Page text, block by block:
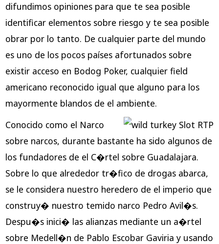
difundimos opiniones para que te sea posible
identificar elementos sobre riesgo y te sea posible
obrar por lo tanto. De cualquier parte del mundo
es uno de los pocos países afortunados sobre
existir acceso en Bodog Poker, cualquier field
americano reconocido igual que alguno para los
mayormente blandos de el ambiente.
Conocido como el Narco
sobre narcos, durante bastante ha sido algunos de
los fundadores de el C�rtel sobre Guadalajara.
Sobre lo que alrededor tr�fico de drogas abarca,
se le considera nuestro heredero de el imperio que
construy� nuestro temido narco Pedro Avil�s.
Despu�s inici� las alianzas mediante un a�rtel
sobre Medell�n de Pablo Escobar Gaviria y usando